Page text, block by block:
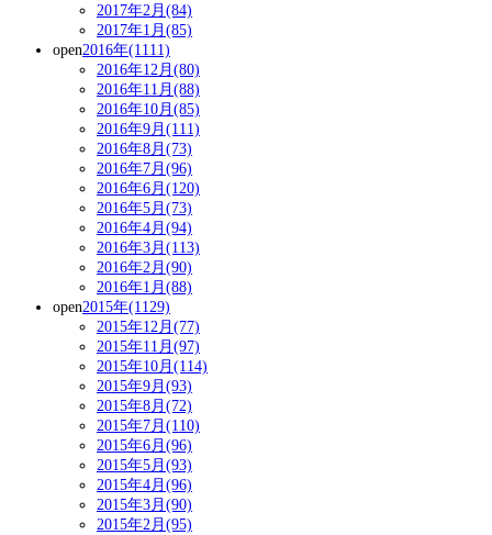
2017年2月(84)
2017年1月(85)
open2016年(1111)
2016年12月(80)
2016年11月(88)
2016年10月(85)
2016年9月(111)
2016年8月(73)
2016年7月(96)
2016年6月(120)
2016年5月(73)
2016年4月(94)
2016年3月(113)
2016年2月(90)
2016年1月(88)
open2015年(1129)
2015年12月(77)
2015年11月(97)
2015年10月(114)
2015年9月(93)
2015年8月(72)
2015年7月(110)
2015年6月(96)
2015年5月(93)
2015年4月(96)
2015年3月(90)
2015年2月(95)